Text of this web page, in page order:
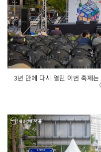
3년 만에 다시 열린 이번 축제